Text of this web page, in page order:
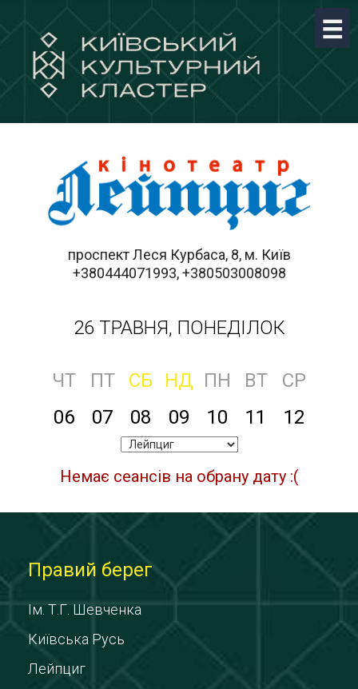
проспект Леся Курбаса, 8, м. Київ
+380444071993, +380503008098
26 ТРАВНЯ, ПОНЕДІЛОК
ЧТ ПТ СБ НД ПН ВТ
СР
06
07 08 09 10 11 12
Немає сеансів на обрану дату :(
Правий берег
Ім. Т.Г. Шевченка
Київська Русь
Лейпциг